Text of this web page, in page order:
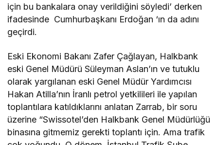
için bu bankalara onay verildiğini söyledi’ derken
ifadesinde Cumhurbaşkanı Erdoğan ‘ın da adını
geçirdi.
Eski Ekonomi Bakanı Zafer Çağlayan, Halkbank
eski Genel Müdürü Süleyman Aslan’ın ve tutuklu
olarak yargılanan eski Genel Müdür Yardımcısı
Hakan Atilla’nın İranlı petrol yetkilileri ile yapılan
toplantılara katıldıklarını anlatan Zarrab, bir soru
üzerine “Swissotel’den Halkbank Genel Müdürlüğü
binasına gitmemiz gerekti toplantı için. Ama trafik